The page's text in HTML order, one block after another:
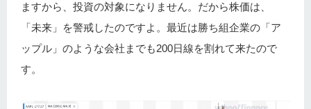
ますから、投資の対象になりません。だから株価は、
「未来」を警戒したのですよ。最近は勝ち組企業の「ア
ップル」のような会社までも200日線を割れて来たので
す。